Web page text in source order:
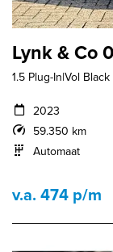
Lynk & Co
1.5 Plug-In|Vol
2023
59.350 km
Automaat
v.a. 474 p/m